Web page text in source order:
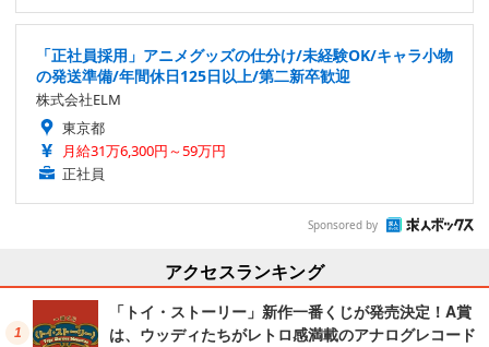
「正社員採用」アニメグッズの仕分け/未経験OK/キャラ小物
の発送準備/年間休日125日以上/第二新卒歓迎
株式会社ELM
東京都
月給31万6,300円～59万円
正社員
Sponsored by
アクセスランキング
「トイ・ストーリー」新作一番くじが発売決定！A賞
は、ウッディたちがレトロ感満載のアナログレコード